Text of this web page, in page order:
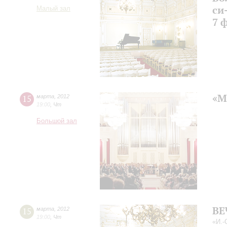
Малый зал
7
15 марта
2012
19:00 Чт
Большой зал
15 марта
2012
19:00 Чт